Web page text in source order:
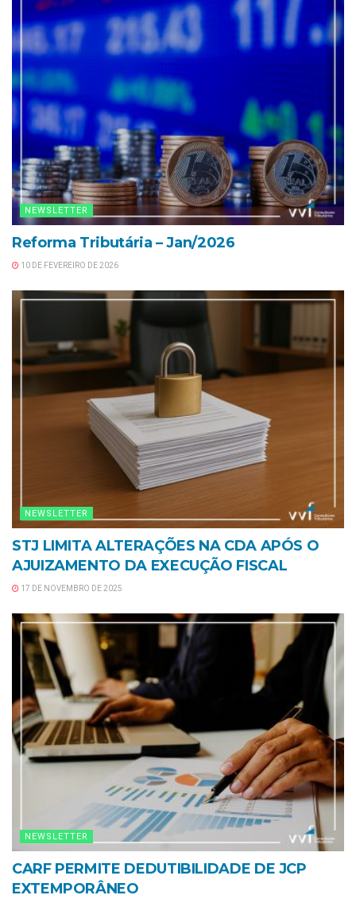
NEWSLETTER
Reforma Tributária – Jan/2026
10 DE FEVEREIRO DE 2026
NEWSLETTER
STJ LIMITA ALTERAÇÕES NA CDA APÓS O
AJUIZAMENTO DA EXECUÇÃO FISCAL
17 DE NOVEMBRO DE 2025
NEWSLETTER
CARF PERMITE DEDUTIBILIDADE DE JCP
EXTEMPORÂNEO